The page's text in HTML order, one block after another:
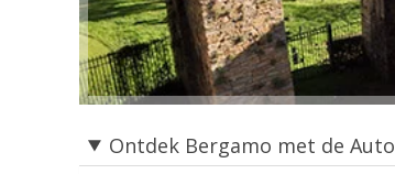
Ontdek Bergamo met de Auto